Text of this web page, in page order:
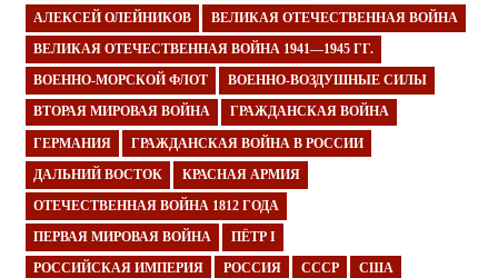
АЛЕКСЕЙ ОЛЕЙНИКОВ ВЕЛИКАЯ ОТЕЧЕСТВЕННАЯ ВОЙНА
ВЕЛИКАЯ ОТЕЧЕСТВЕННАЯ ВОЙНА 1941—1945 ГГ.
ВОЕННО-МОРСКОЙ ФЛОТ ВОЕННО-ВОЗДУШНЫЕ СИЛЫ
ВТОРАЯ МИРОВАЯ ВОЙНА ГРАЖДАНСКАЯ ВОЙНА
ГЕРМАНИЯ ГРАЖДАНСКАЯ ВОЙНА В РОССИИ
ДАЛЬНИЙ ВОСТОК КРАСНАЯ АРМИЯ
ОТЕЧЕСТВЕННАЯ ВОЙНА 1812 ГОДА
ПЕРВАЯ МИРОВАЯ ВОЙНА ПЁТР I
РОССИЙСКАЯ ИМПЕРИЯ РОССИЯ СССР США